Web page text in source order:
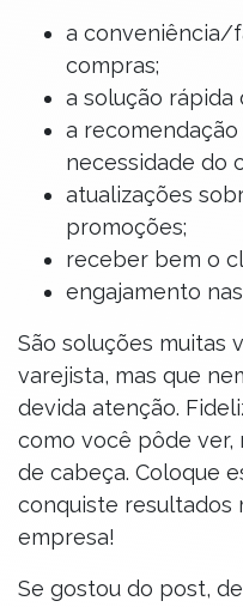
a conveniência/
compras;
a solução rápida
a
necessidade do
atualizações
promoções;
receber bem o
engajamento
São soluções muitas
varejista, mas que
devida atenção.
como você pôde ver,
de cabeça. Coloque
conquiste resultados
empresa!
Se gostou do post,